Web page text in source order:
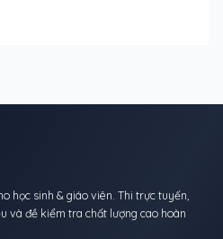
học sinh & giáo viên. Thi trực tuyến,
và đề kiểm tra chất lượng cao hoàn